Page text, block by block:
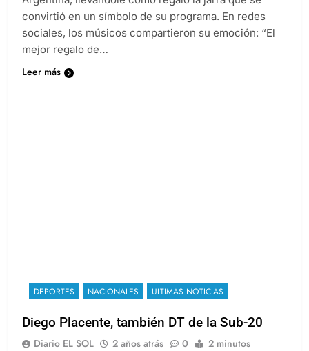
convirtió en un símbolo de su programa. En redes
sociales, los músicos compartieron su emoción: “El
mejor regalo de…
Leer más
DEPORTES NACIONALES ULTIMAS NOTICIAS
Diego Placente, también DT de la Sub-20
Diario EL SOL 2 años atrás 0 2 minutos